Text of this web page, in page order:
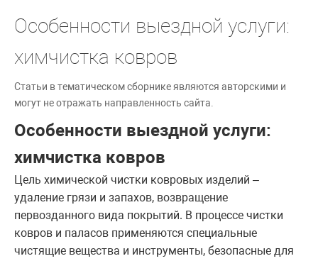
Особенности выездной услуги:
химчистка ковров
Статьи в тематическом сборнике являются авторскими и
могут не отражать направленность сайта.
Особенности выездной услуги:
химчистка ковров
Цель химической чистки ковровых изделий –
удаление грязи и запахов, возвращение
первозданного вида покрытий. В процессе чистки
ковров и паласов применяются специальные
чистящие вещества и инструменты, безопасные для